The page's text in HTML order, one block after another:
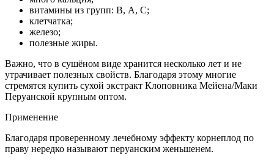
витамины из групп: В, А, С;
клетчатка;
железо;
полезные жиры.
Важно, что в сушёном виде хранится несколько лет и не
утрачивает полезных свойств. Благодаря этому многие
стремятся купить сухой экстракт Клоповника Мейена/Маки
Перуанской крупным оптом.
Применение
Благодаря проверенному лечебному эффекту корнеплод по
праву нередко называют перуанским женьшенем.